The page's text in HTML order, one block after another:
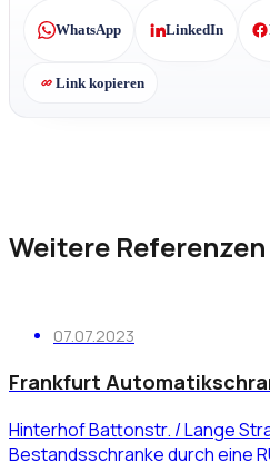
WhatsApp LinkedIn
Link kopieren
Weitere Referenzen
07.07.2023
Frankfurt
Hinterhof Battonstr. / Lange
Bestandsschranke durch eine